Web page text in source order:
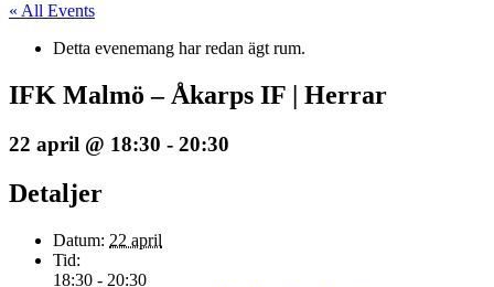
« All Events
Detta evenemang har redan ägt rum.
IFK Malmö – Åkarps IF | Herrar
22 april @ 18:30 - 20:30
Detaljer
Datum: 22 april
Tid:
18:30 - 20:30